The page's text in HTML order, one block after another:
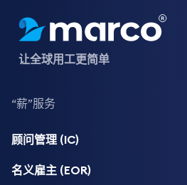
让全球用工更简单
“薪”服务
顾问管理 (IC)
名义雇主 (EOR)